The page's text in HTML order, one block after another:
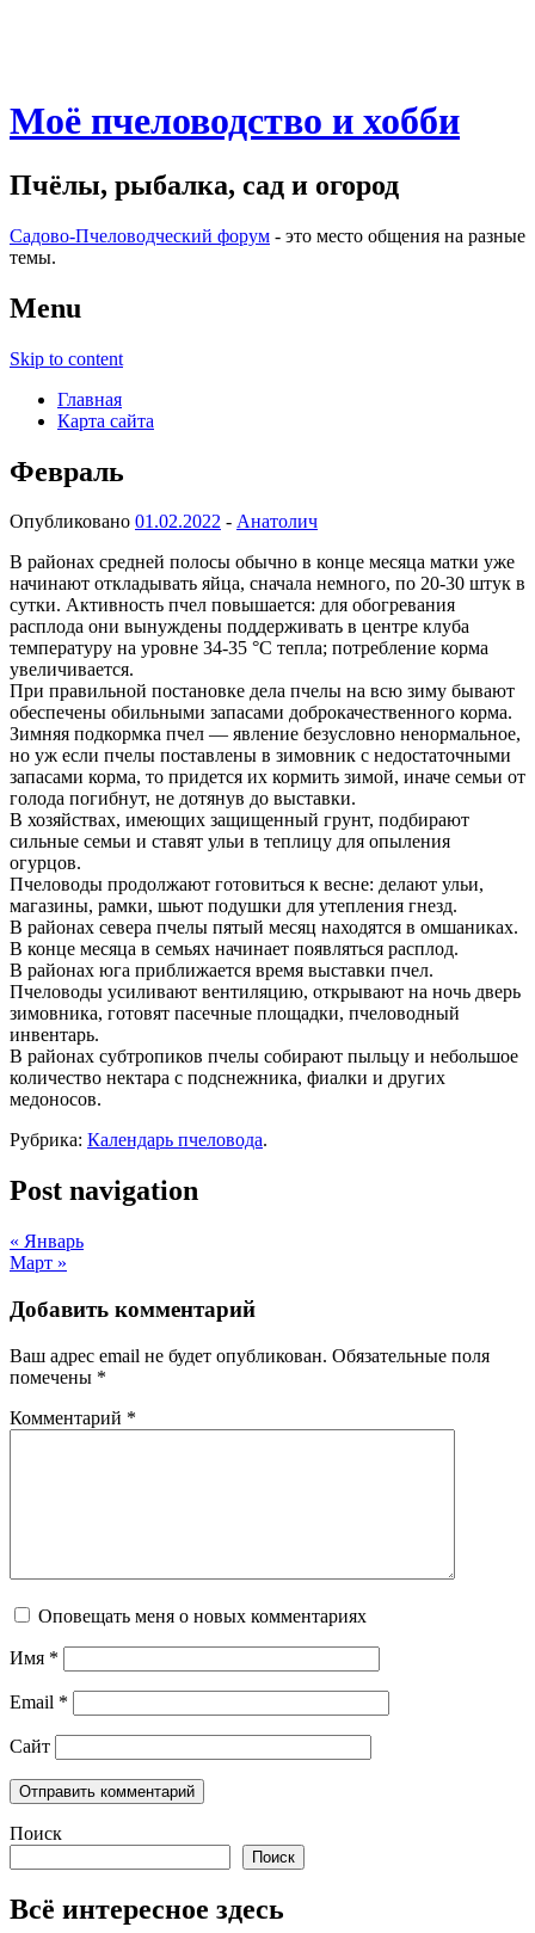
Моё пчеловодство и хобби
Пчёлы, рыбалка, сад и огород
Садово-Пчеловодческий форум - это место общения на разные
темы.
Menu
Skip to content
Главная
Карта сайта
Февраль
Опубликовано 01.02.2022 - Анатолич
В районах средней полосы обычно в конце месяца матки уже
начинают откладывать яйца, сначала немного, по 20-30 штук в
сутки. Активность пчел повышается: для обогревания
расплода они вынуждены поддерживать в центре клуба
температуру на уровне 34-35 °С тепла; потребление корма
увеличивается.
При правильной постановке дела пчелы на всю зиму бывают
обеспечены обильными запасами доброкачествен­ного корма.
Зимняя подкормка пчел — явление безусловно ненормальное,
но уж если пчелы поставлены в зимовник с недостаточными
запасами корма, то придется их кормить зимой, иначе семьи от
голода погибнут, не дотянув до выставки.
В хозяйствах, имеющих защищенный грунт, подбирают
сильные семьи и ставят ульи в теплицу для опыления
огурцов.
Пчеловоды продолжают готовиться к весне: делают ульи,
магазины, рамки, шьют подушки для утепления гнезд.
В районах севера пчелы пятый месяц находятся в омшаниках.
В конце месяца в семьях начинает появляться расплод.
В районах юга приближается время выставки пчел.
Пчеловоды усиливают вентиляцию, открывают на ночь дверь
зимовника, готовят пасечные площадки, пчеловодный
инвентарь.
В районах субтропиков пчелы собирают пыльцу и небольшое
количество нектара с подснежника, фиалки и других
медоносов.
Рубрика: Календарь пчеловода.
Post navigation
« Январь
Март »
Добавить комментарий
Ваш адрес email не будет опубликован. Обязательные поля
помечены *
Комментарий *
Оповещать меня о новых комментариях
Имя *
Email *
Сайт
Поиск
Поиск
Всё интересное здесь